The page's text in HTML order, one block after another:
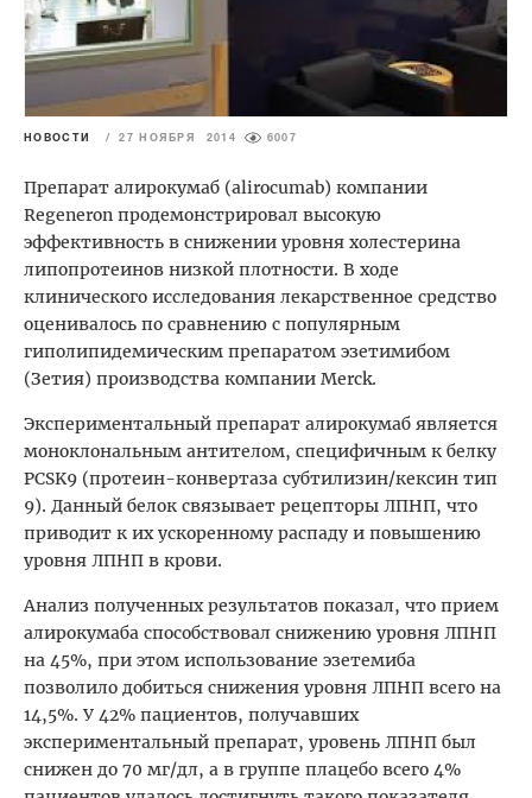
НОВОСТИ / 27 НОЯБРЯ 2014 6007
Препарат алирокумаб (alirocumab) компании
Regeneron продемонстрировал высокую
эффективность в снижении уровня холестерина
липопротеинов низкой плотности. В ходе
клинического исследования лекарственное средство
оценивалось по сравнению с популярным
гиполипидемическим препаратом эзетимибом
(Зетия) производства компании Merck.
Экспериментальный препарат алирокумаб является
моноклональным антителом, специфичным к белку
PCSK9 (протеин-конвертаза субтилизин/кексин тип
9). Данный белок связывает рецепторы ЛПНП, что
приводит к их ускоренному распаду и повышению
уровня ЛПНП в крови.
Анализ полученных результатов показал, что прием
алирокумаба способствовал снижению уровня ЛПНП
на 45%, при этом использование эзетемиба
позволило добиться снижения уровня ЛПНП всего на
14,5%. У 42% пациентов, получавших
экспериментальный препарат, уровень ЛПНП был
снижен до 70 мг/дл, а в группе плацебо всего 4%